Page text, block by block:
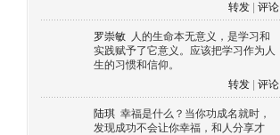
转发
评论
罗崇敏 人的生命本无意义，是学习和
实践赋予了它意义。应该把学习作为人
生的习惯和信仰。
转发
评论
陆琪 幸福是什么？当你功成名就时，
发现成功不会让你幸福，和人分享才